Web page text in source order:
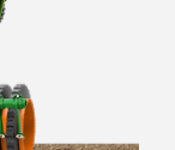
durch